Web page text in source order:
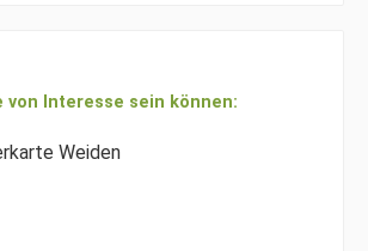
überspringen
von Interesse sein können: